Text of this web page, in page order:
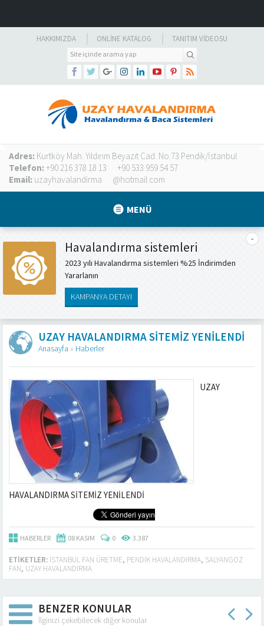
HAKKIMIZDA ONLINE KATALOG TANITIM VIDEOSU
Adres: Kurtköy Mah. Yıldırım Beyazıt Cad. No:73 Pendik/İstanbul
Telefon: +90 216 378 18 13
+90 533 959 54 57
Email: uzayhavalandirma @hotmail.com
MENÜ
Havalandırma sistemleri
2023 yılı Havalandırma sistemleri %25 İndirimden
Yararlanın
KAMPANYA DETAYI
UZAY HAVALANDIRMA SİTEMİZ YENİLENDİ
Anasayfa » Haberler
UZAY
HAVALANDIRMA SİTEMİZ YENİLENDİ
HABERLER 08 KASIM 0 3.387
ETIKETLER: ISTANBUL FAN ÜRETME, PENDIK HAVALANDIRMA, SALYANGOZ
FAN, UZAY HAVALANDIRMA
BENZER KONULAR
İlginizi çekebilecek diğer konular